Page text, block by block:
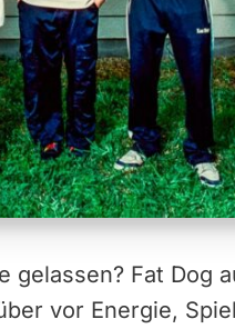
gelassen? Fat Dog
vor Energie,